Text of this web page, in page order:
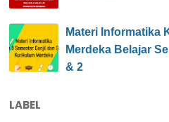
Materi Informatika
Merdeka Belajar
& 2
LABEL